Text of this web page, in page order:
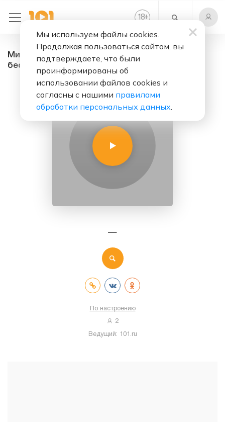
18+
Мистическая - радио онлайн. Слушать
бесплатно
—
По настроению
2
Ведущий: 101.ru
Мы используем файлы cookies.
Продолжая пользоваться сайтом, вы
подтверждаете, что были
проинформированы об
использовании файлов cookies и
согласны с нашими правилами
обработки персональных данных.